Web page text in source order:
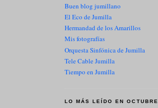
Buen blog jumillano
El Eco de Jumilla
Hermandad de los Amarillos
Mis fotografías
Orquesta Sinfónica de Jumilla
Tele Cable Jumilla
Tiempo en Jumilla
LO MÁS LEÍDO EN OCTUBRE